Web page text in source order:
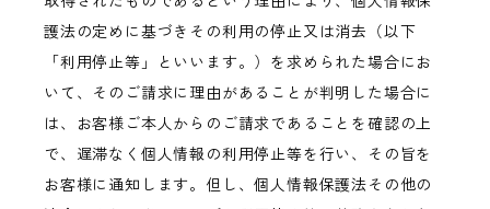
護法の定めに基づきその利用の停止又は消去（以下
「利用停止等」といいます。）を求められた場合にお
いて、そのご請求に理由があることが判明した場合に
は、お客様ご本人からのご請求であることを確認の上
で、遅滞なく個人情報の利用停止等を行い、その旨を
お客様に通知します。但し、個人情報保護法その他の